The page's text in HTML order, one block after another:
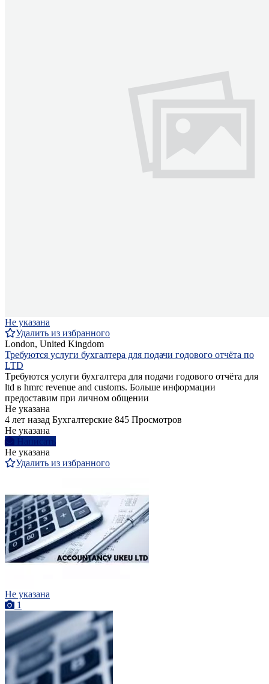
Не указана
Удалить из избранного
London, United Kingdom
Требуются услуги бухгалтера для подачи годового отчёта по
LTD
Tребуются услуги бухгалтера для подачи годового отчёта для
ltd в hmrc revenue and customs. Больше информации
предоставим при личном общении
Не указана
4 лет назад Бухгалтерские 845 Просмотров
Не указана
Написать
Не указана
Удалить из избранного
Не указана
1